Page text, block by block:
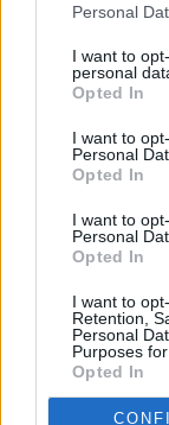
Personal
I want to
personal
Opted In
I want to
Personal
Opted In
I want to
Personal
Opted In
I want to
Retention,
Personal
Purposes
Opted In
Dovolená u moře•